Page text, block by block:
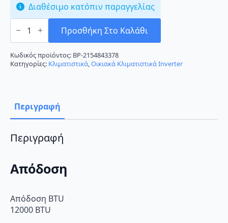
Διαθέσιμο κατόπιν παραγγελίας
LG
Libero
P12EN
Κλιματιστικό
Inverter
12000
Wi-
Fi
ποσότητα
Προσθήκη Στο Καλάθι
Κωδικός προϊόντος: BP-2154843378
Κατηγορίες: Κλιματιστικά,Οικιακά Κλιματιστικά Inverter
Περιγραφή
Περιγραφή
Απόδοση
Απόδοση BTU
12000 BTU